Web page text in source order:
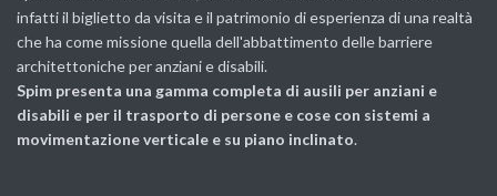
infatti il biglietto da visita e il patrimonio di esperienza di una realtà
che ha come missione quella dell'abbattimento delle barriere
architettoniche per anziani e disabili.
Spim presenta una gamma completa di ausili per anziani e
disabili e per il trasporto di persone e cose con sistemi a
movimentazione verticale e su piano inclinato.